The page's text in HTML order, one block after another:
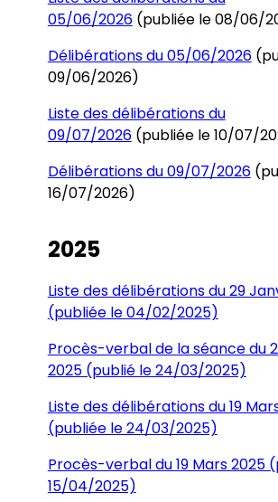
05/06/2026(publiée le 08/06/
Délibérations du 05/06/2026
09/06/2026)
Liste des délibérations du
09/07/2026(publiée le 10/07/
Délibérations du 09/07/2026
16/07/2026)
2025
Liste des délibérations du 29
(publiée le 04/02/2025)
Procès-verbal de la séance du
2025 (publié le 24/03/2025)
Liste des délibérations du 19
(publiée le 24/03/2025)
Procès-verbal du 19 Mars 2025
15/04/2025)